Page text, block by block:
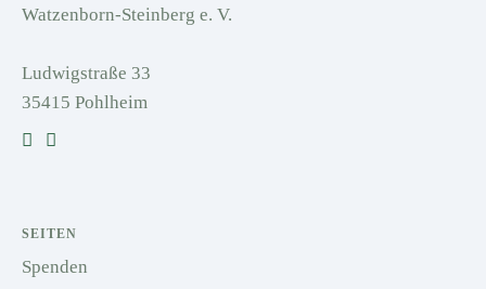
Watzenborn-Steinberg e. V.
Ludwigstraße 33
35415 Pohlheim
SEITEN
Spenden